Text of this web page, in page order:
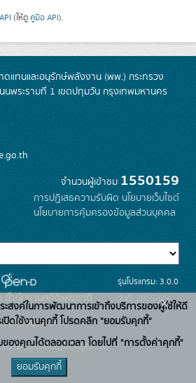
API (ให้ดู คู่มือ API).
ทนและอนุรักษ์พลังงาน (พพ.) กระทรวง
พระรามที่ 1 เขตปทุมวัน กรุงเทพมหานคร
จำนวนผู้เข้าชม 1550159
การปฏิเสธความรับผิด นโยบายเว็บไซต์
นโยบายการคุ้มครองข้อมูลส่วนบุคคล
สำนักงานสถิติแห่งชาติ
ญชีข้อมูลภาครัฐ
นามานุกรมบัญชีข้อมูลภาค
รุ่นโปรแกรม: 3.0.0
วันที่: 2025-05-
19
ะสงค์ในการพัฒนาการเข้าถึงบริการของผู้ใช้ให้ดี
ปิดใช้งานคุกกี้ โปรดคลิก "ยอมรับคุกกี้"
องคุณได้ตลอดเวลา โดยไปที่ "การตั้งค่าคุกกี้"
ยอมรับคุกกี้
x